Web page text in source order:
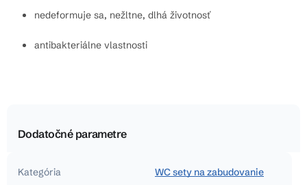
nedeformuje sa, nežltne, dlhá životnosť
antibakteriálne vlastnosti
Dodatočné parametre
Kategória
WC sety na zabudovanie